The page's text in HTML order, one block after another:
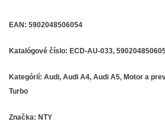
EAN: 5902048506054
Katalógové číslo: ECD-AU-033,
Kategórií: Audi, Audi A4, Audi A5, Motor a
Turbo
Značka: NTY